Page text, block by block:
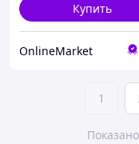
Купить
OnlineMarket
1